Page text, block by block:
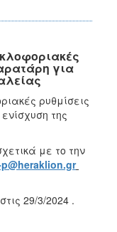
για
ρυθμίσεις
της
με το την
29/3/2024 .